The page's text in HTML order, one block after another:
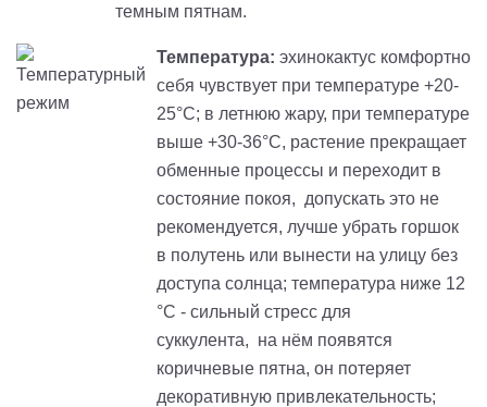
темным пятнам.
Температура: эхинокактус комфортно
себя чувствует при температуре +20-
25°С; в летнюю жару, при температуре
выше +30-36°С, растение прекращает
обменные процессы и переходит в
состояние покоя, допускать это не
рекомендуется, лучше убрать горшок
в полутень или вынести на улицу без
доступа солнца; температура ниже 12
°С - сильный стресс для
суккулента, на нём появятся
коричневые пятна, он потеряет
декоративную привлекательность;